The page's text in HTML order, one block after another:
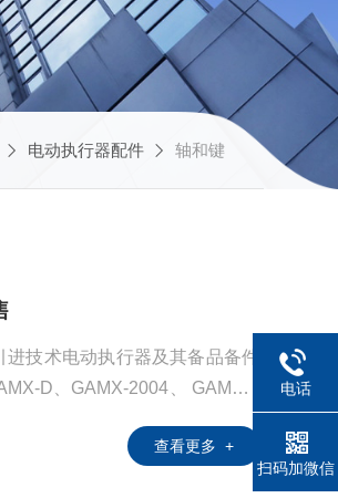
电动执行器配件 轴和键
技术电动执行器及其备品备件
D、GAMX-2004、 GAMX-2
、输出板、YF-220A功率控制模
查看更多 +
电话
扫码加微信